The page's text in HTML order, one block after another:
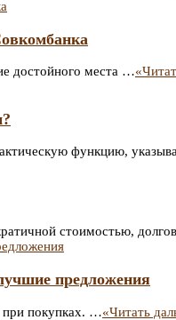
достойного места …
функцию,
стоимостью,
предложения
при покупках. …«Читать